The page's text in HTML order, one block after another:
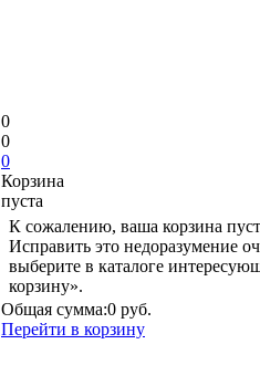
0
0
0
Корзина
пуста
К сожалению, ваша корзина
Исправить это недоразумение
выберите в каталоге
корзину».
Общая сумма:0 руб.
Перейти в корзину